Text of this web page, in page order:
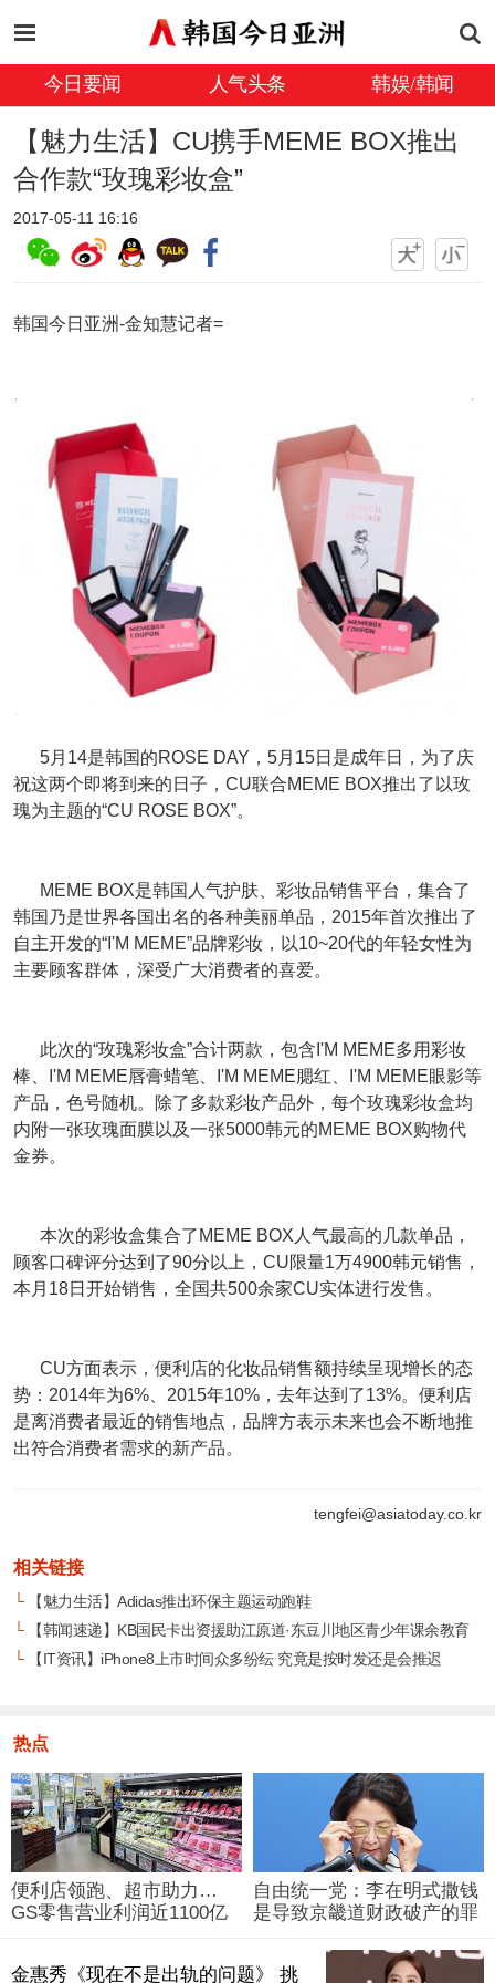
今日要闻 人气头条 韩娱/韩闻
【魅力生活】CU携手MEME BOX推出
合作款“玫瑰彩妆盒”
2017-05-11 16:16
韩国今日亚洲-金知慧记者=
5月14是韩国的ROSE DAY，5月15日是成年日，为了庆
祝这两个即将到来的日子，CU联合MEME BOX推出了以玫
瑰为主题的“CU ROSE BOX”。
MEME BOX是韩国人气护肤、彩妆品销售平台，集合了
韩国乃是世界各国出名的各种美丽单品，2015年首次推出了
自主开发的“I'M MEME”品牌彩妆，以10~20代的年轻女性为
主要顾客群体，深受广大消费者的喜爱。
此次的“玫瑰彩妆盒”合计两款，包含I'M MEME多用彩妆
棒、I'M MEME唇膏蜡笔、I'M MEME腮红、I'M MEME眼影等
产品，色号随机。除了多款彩妆产品外，每个玫瑰彩妆盒均
内附一张玫瑰面膜以及一张5000韩元的MEME BOX购物代
金券。
本次的彩妆盒集合了MEME BOX人气最高的几款单品，
顾客口碑评分达到了90分以上，CU限量1万4900韩元销售，
本月18日开始销售，全国共500余家CU实体进行发售。
CU方面表示，便利店的化妆品销售额持续呈现增长的态
势：2014年为6%、2015年10%，去年达到了13%。便利店
是离消费者最近的销售地点，品牌方表示未来也会不断地推
出符合消费者需求的新产品。
tengfei@asiatoday.co.kr
相关链接
└【魅力生活】Adidas推出环保主题运动跑鞋
└【韩闻速递】KB国民卡出资援助江原道·东豆川地区青少年课余教育
└【IT资讯】iPhone8上市时间众多纷纭 究竟是按时发还是会推迟
热点
便利店领跑、超市助力…
GS零售营业利润近1100亿
自由统一党：李在明式撒钱
是导致京畿道财政破产的罪
金惠秀《现在不是出轨的问题》 挑